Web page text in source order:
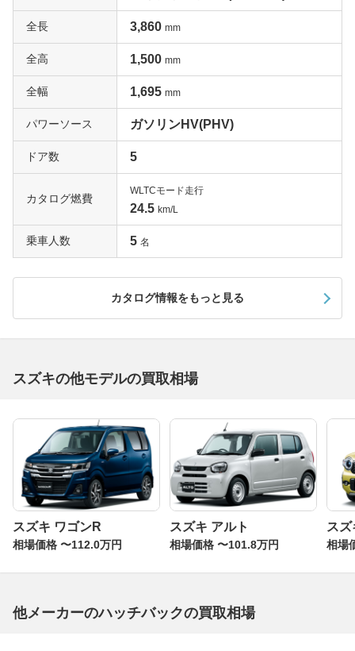
であることをアピールする。このハイブリッドにはSGと
SLの2グレードがあるが、SLはパドルシフトやカメラと
レーザーレーダーを使用したデュアルセンサーブレーキサ
ポート、車線逸脱警報機能、ハイビームアシストなどの高
度なセーフティシステムを標準装備した上級グレードだ。
ドとして人気は高い。一括査定なら高額の評価が見込める
はずだ。
スタイルは先代(3代目)スイフトの時代である2014年に発
売された特別仕様車だ。主な装備は専用のメッキフロント
グリル、切削加工を施した16インチアルミホイールで、
より存在感のある外観が与えられているのが特徴だ。また
専用表皮のシートや電動格納ミラーも装備している。スポ
ーツ色が強いスイフトの中にあって、ちょっと上品でエレ
ガントな雰囲気が味わえるグレードとして評価が高い。一
括査定を申し込めば、思わぬ高値がつくかもしれない。
全長 3,860 mm
全高 1,500 mm
全幅 1,695 mm
パワーソース ガソリンHV(PHV)
ドア数 5
カタログ燃費
WLTCモード走行
24.5 km/L
乗車人数 5 名
カタログ情報をもっと見る
スズキの他モデルの買取相場
スズキ ワゴンR
相場価格 〜112.0万円
スズキ アルト
相場価格 〜101.8万円
ス
相場
他メーカーのハッチバックの買取相場